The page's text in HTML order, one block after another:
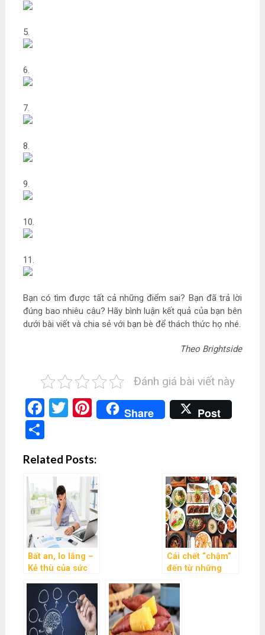
5.
6.
7.
8.
9.
10.
11.
Bạn có tìm được tất cả những điểm sai? Bạn đã trả lời
đúng bao nhiêu câu? Hãy bình luận kết quả của bạn bên
dưới bài viết và chia sẻ với bạn bè để thách thức họ nhé.
Theo Brightside
Đánh giá bài viết này
Facebook
Twitter
Pinterest
Share Post
Share
Related Posts:
Bất an, lo lắng –
Kẻ thù của sức
Cái chết “chậm”
đến từ những